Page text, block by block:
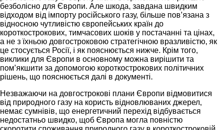
безболісно для Європи. Але шкода, завдана швидким
відходом від імпорту російського газу, більше пов’язана з
відносною чутливістю європейських країн до
короткострокових, тимчасових шоків у постачанні та цінах,
а не з їхньою довгостроковою стратегічною вразливістю, як
це стосується Росії, і як пояснюється нижче. Крім того,
виклики для Європи в основному можна вирішити та
пом’якшити за допомогою короткострокових політичних
рішень, що пояснюється далі в документі.
Незважаючи на довгострокові плани Європи відмовитися
від природного газу на користь відновлюваних джерел,
немає сумнівів, що енергетичний перехід відбувається
недостатньо швидко, щоб Європа могла повністю